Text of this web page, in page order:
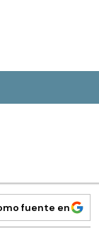
fuente en